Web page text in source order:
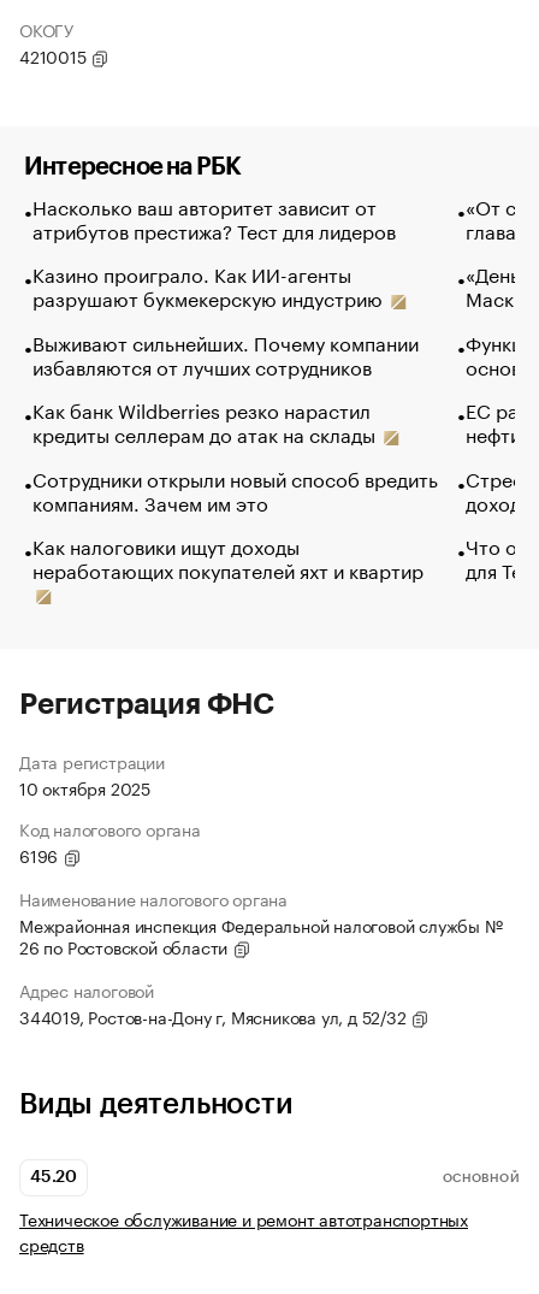
ОКОГУ
4210015
Интересное на РБК
Насколько ваш авторитет зависит от
атрибутов престижа? Тест для лидеров
Казино проиграло. Как ИИ-агенты
разрушают букмекерскую индустрию
Выживают сильнейших. Почему компании
избавляются от лучших сотрудников
Как банк Wildberries резко нарастил
кредиты селлерам до атак на склады
Сотрудники открыли новый способ вредить
компаниям. Зачем им это
Как налоговики ищут доходы
неработающих покупателей яхт и квартир
«От
глава
Маск в
основ
ЕС
нефти
Что
для
Регистрация ФНС
Дата регистрации
10 октября 2025
Код налогового органа
6196
Наименование налогового органа
Межрайонная инспекция Федеральной налоговой службы №
26 по Ростовской области
Адрес налоговой
344019, Ростов-на-Дону г, Мясникова ул, д 52/32
Виды деятельности
45.20 ОСНОВНОЙ
Техническое обслуживание и ремонт автотранспортных
средств